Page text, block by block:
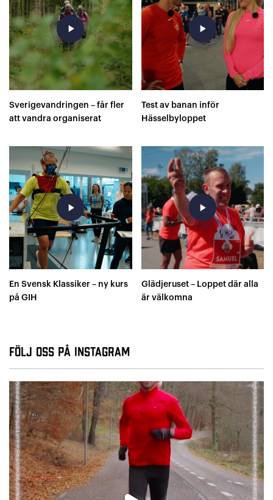
play_arrow
Sverigevandringen – får fler
att vandra organiserat
play_arrow
Test av banan inför
Hässelbyloppet
play_arrow
En Svensk Klassiker – ny kurs
på GIH
play_arrow
Glädjeruset – Loppet där alla
är välkomna
Följ oss på Instagram